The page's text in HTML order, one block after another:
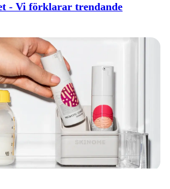
- Vi förklarar trendande